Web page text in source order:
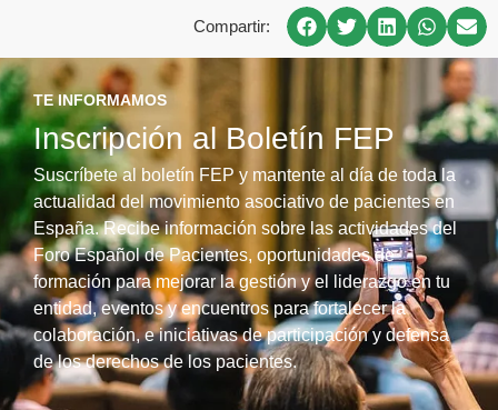
Compartir:
TE INFORMAMOS
Inscripción al Boletín FEP
Suscríbete al boletín FEP y mantente al día de toda la
actualidad del movimiento asociativo de pacientes en
España. Recibe información sobre las actividades del
Foro Español de Pacientes, oportunidades de
formación para mejorar la gestión y el liderazgo en tu
entidad, eventos y encuentros para fortalecer la
colaboración, e iniciativas de participación y defensa
de los derechos de los pacientes.